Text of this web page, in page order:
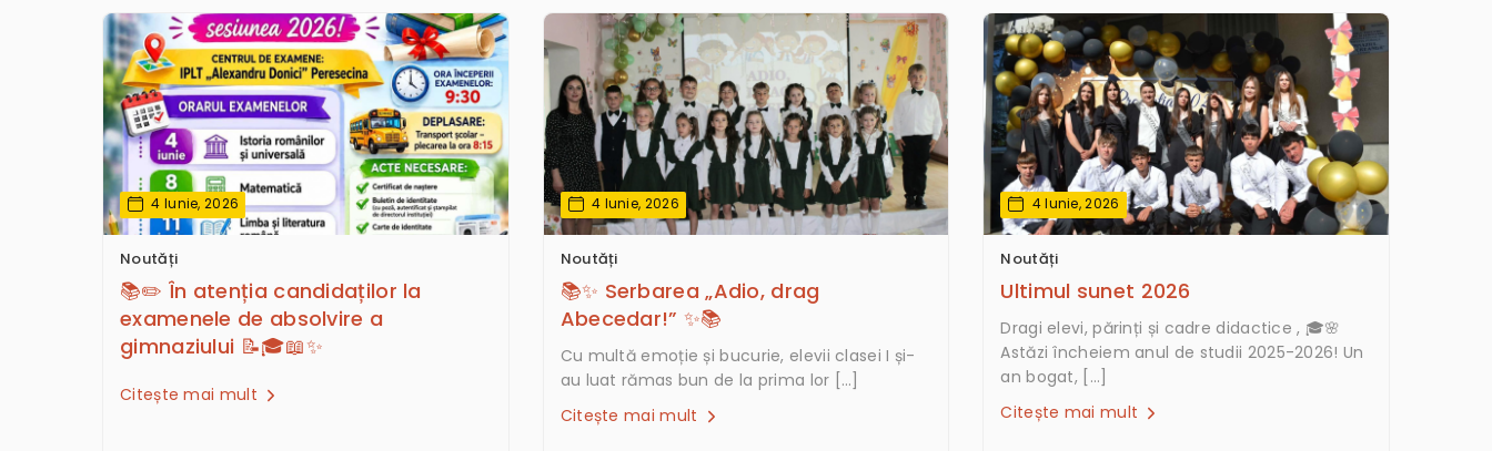
4 Iunie, 2026
Noutăți
📚✏️ În atenția candidaților la
examenele de absolvire a
gimnaziului 📝🎓📖✨
Citește mai mult
4 Iunie, 2026
Noutăți
📚✨ Serbarea „Adio, drag
Abecedar!” ✨📚
Cu multă emoție și bucurie, elevii clasei I și-
au luat rămas bun de la prima lor […]
Citește mai mult
4 Iunie, 2026
Noutăți
Ultimul sunet 2026
Dragi elevi, părinți și cadre didactice , 🎓🌸
Astăzi încheiem anul de studii 2025-2026! Un
an bogat, […]
Citește mai mult